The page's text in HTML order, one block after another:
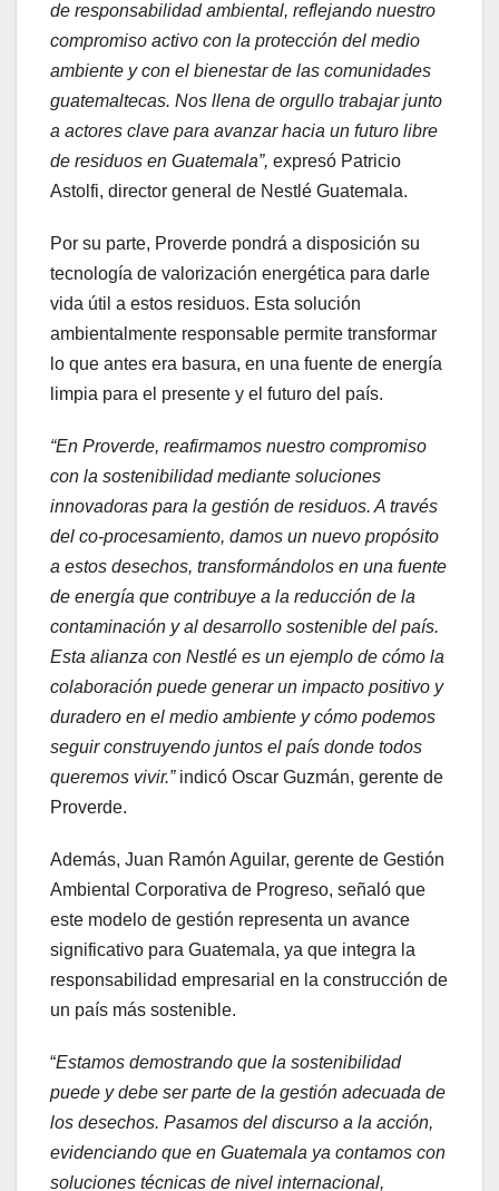
de responsabilidad ambiental, reflejando nuestro
compromiso activo con la protección del medio
ambiente y con el bienestar de las comunidades
guatemaltecas. Nos llena de orgullo trabajar junto
a actores clave para avanzar hacia un futuro libre
de residuos en Guatemala”, expresó Patricio
Astolfi, director general de Nestlé Guatemala.
Por su parte, Proverde pondrá a disposición su
tecnología de valorización energética para darle
vida útil a estos residuos. Esta solución
ambientalmente responsable permite transformar
lo que antes era basura, en una fuente de energía
limpia para el presente y el futuro del país.
“En Proverde, reafirmamos nuestro compromiso
con la sostenibilidad mediante soluciones
innovadoras para la gestión de residuos. A través
del co-procesamiento, damos un nuevo propósito
a estos desechos, transformándolos en una fuente
de energía que contribuye a la reducción de la
contaminación y al desarrollo sostenible del país.
Esta alianza con Nestlé es un ejemplo de cómo la
colaboración puede generar un impacto positivo y
duradero en el medio ambiente y cómo podemos
seguir construyendo juntos el país donde todos
queremos vivir.”indicó Oscar Guzmán, gerente de
Proverde.
Además, Juan Ramón Aguilar, gerente de Gestión
Ambiental Corporativa de Progreso, señaló que
este modelo de gestión representa un avance
significativo para Guatemala, ya que integra la
responsabilidad empresarial en la construcción de
un país más sostenible.
“Estamos demostrando que la sostenibilidad
puede y debe ser parte de la gestión adecuada de
los desechos. Pasamos del discurso a la acción,
evidenciando que en Guatemala ya contamos con
soluciones técnicas de nivel internacional,